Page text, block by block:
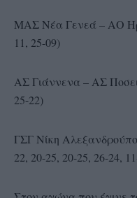
ΜΑΣ Νέα Γενεά – ΑΟ
11, 25-09)
ΑΣ Γιάννενα – ΑΣ
25-22)
ΓΣΓ Νίκη
22, 20-25, 20-25, 26-24,